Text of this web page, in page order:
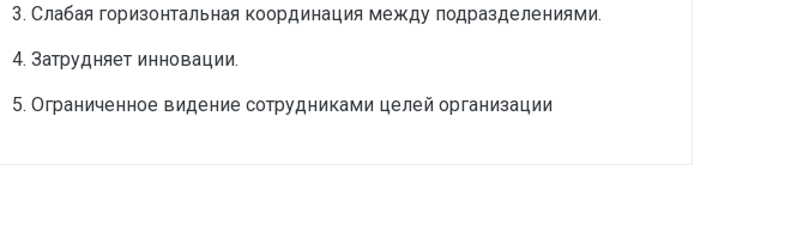
3. Слабая горизонтальная координация между подразделениями.
4. Затрудняет инновации.
5. Ограниченное видение сотрудниками целей организации